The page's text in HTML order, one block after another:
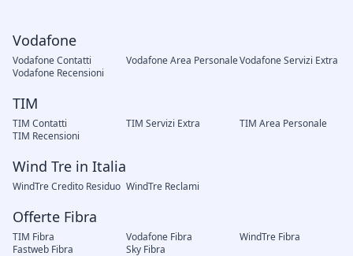
Vodafone
Vodafone Contatti Vodafone Area PersonaleVodafone Servizi Extra
Vodafone Recensioni
TIM
TIM Contatti TIM Servizi Extra
TIM Area Personale
TIM Recensioni
Wind Tre in Italia
WindTre Credito Residuo WindTre Reclami
Offerte Fibra
TIM Fibra Vodafone Fibra
WindTre Fibra
Fastweb Fibra
Sky Fibra